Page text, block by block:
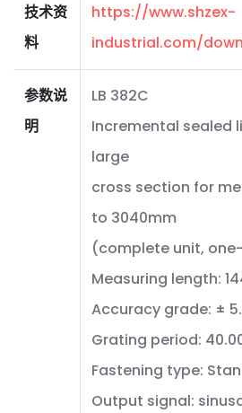
技术资
料
https://www.shzex-
industrial.com/
参数说
明
LB 382C
Incremental sealed
large
cross section for
to 3040mm
(complete unit,
Measuring length:
Accuracy grade: ±
Grating period:
Fastening type:
Output signal: